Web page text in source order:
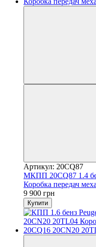
Артикул: 20CQ87
МКПП 20CQ87 1.4
Коробка передач
9 900 грн
Купити